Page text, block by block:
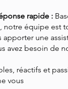
rapide :
notre équipe est
une
avez besoin de
réactifs et
vous